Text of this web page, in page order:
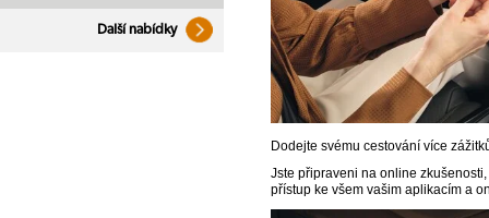
Další nabídky
Dodejte svému cestování více
Jste připraveni na online
přístup ke všem vašim aplikacím a